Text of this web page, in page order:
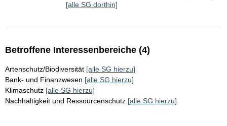
[alle SG dorthin]
Betroffene Interessenbereiche (4)
Artenschutz/Biodiversität [alle SG hierzu]
Bank- und Finanzwesen [alle SG hierzu]
Klimaschutz [alle SG hierzu]
Nachhaltigkeit und Ressourcenschutz [alle SG hierzu]